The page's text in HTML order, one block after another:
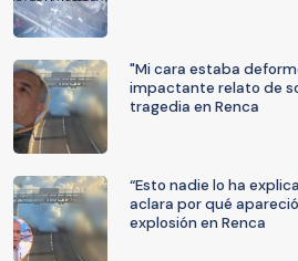
"Mi cara estaba
impactante relato de
tragedia en Renca
“Esto nadie lo ha
aclara por qué apareció
explosión en Renca